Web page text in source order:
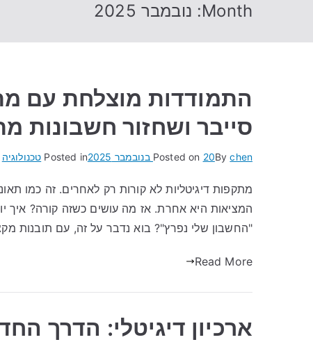
Month: נובמבר 2025
התמודדות מוצלחת עם
סייבר ושחזור חשבונות
Bychen
Posted on 20 בנובמבר 2025 Posted in טכנולוגיה
מתקפות דיגיטליות לא קורות רק לאחרים. זה כמו
המציאות היא אחרת. אז מה עושים כשזה קורה? איך
"החשבון שלי נפרץ"? בוא נדבר על זה, עם תובנות
Read More
ארכיון דיגיטלי: הדרך